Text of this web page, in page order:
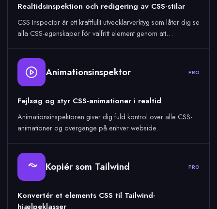
Realtidsinspektion och redigering av CSS-stilar
CSS Inspector är ett kraftfullt utvecklarverktyg som låter dig se
alla CSS-egenskaper för valfritt element genom att…
Animationsinspektor PRO
Fejlsøg og styr CSS-animationer i realtid
Animationsinspektoren giver dig fuld kontrol over alle CSS-
animationer og overgange på enhver webside.
Kopiér som Tailwind PRO
Konvertér et elements CSS til Tailwind-
hjælpeklasser